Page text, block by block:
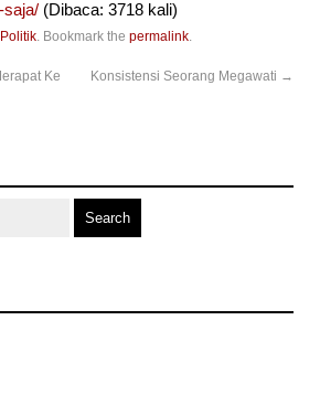
saja/ (Dibaca: 3718 kali)
Politik. Bookmark the permalink.
Ke
Konsistensi Seorang Megawati →